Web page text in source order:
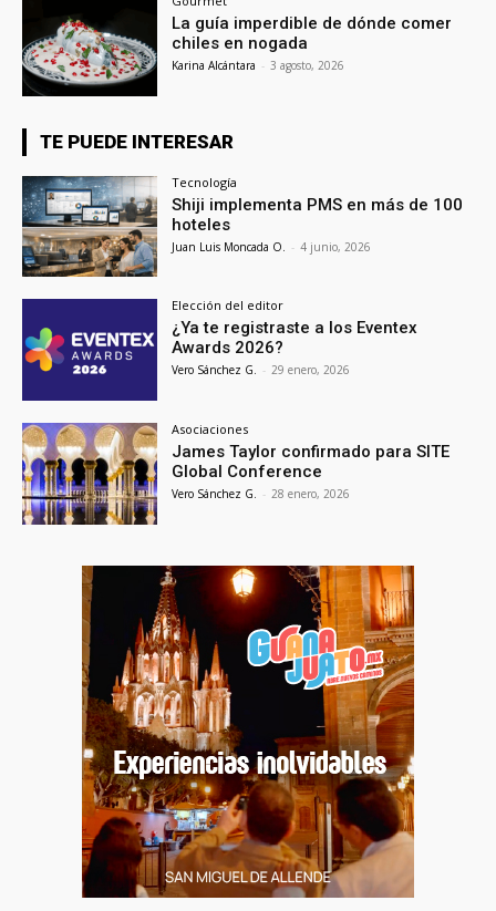
La guía imperdible de dónde comer
chiles en nogada
Karina Alcántara - 3 agosto, 2026
TE PUEDE INTERESAR
Tecnología
Shiji implementa PMS en más de 100
hoteles
Juan Luis Moncada O. - 4 junio, 2026
Elección del editor
¿Ya te registraste a los Eventex
Awards 2026?
Vero Sánchez G. - 29 enero, 2026
Asociaciones
James Taylor confirmado para SITE
Global Conference
Vero Sánchez G. - 28 enero, 2026